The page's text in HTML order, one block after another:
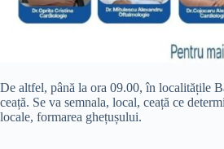
De altfel, până la ora 09.00, în localitățile
ceață. Se va semnala, local, ceață ce
locale, formarea ghețușului.